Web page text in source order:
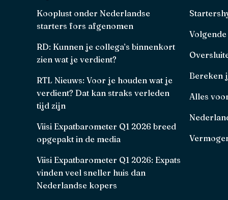
Kooplust onder Nederlandse
starters fors afgenomen
RD: Kunnen je collega’s binnenkort
zien wat je verdient?
RTL Nieuws: Voor je houden wat je
verdient? Dat kan straks verleden
tijd zijn
Viisi Expatbarometer Q1 2026 breed
opgepakt in de media
Viisi Expatbarometer Q1 2026: Expats
vinden veel sneller huis dan
Nederlandse kopers
Bereken
Alles